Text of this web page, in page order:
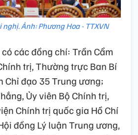
Ảnh: Phương Hoa - TTXVN
các đồng chí: Trần Cẩm
trị, Thường trực Ban Bí
Chỉ đạo 35 Trung ương;
Ủy viên Bộ Chính trị,
Chính trị quốc gia Hồ Chí
đồng Lý luận Trung ương,